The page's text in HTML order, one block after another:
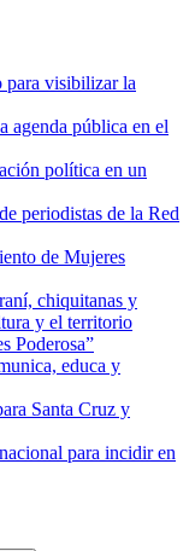
para visibilizar la
agenda pública en el
política en un
periodistas de la Red
de Mujeres
chiquitanas y
y el territorio
Poderosa”
educa y
Santa Cruz y
para incidir en